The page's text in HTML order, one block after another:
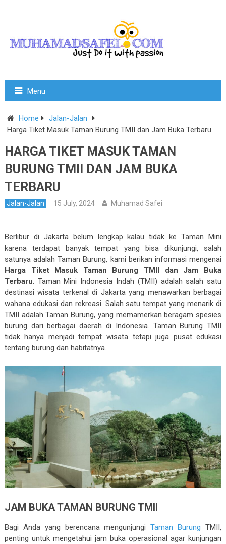
Menu
Home
Jalan-Jalan
Harga Tiket Masuk Taman Burung TMII dan Jam Buka Terbaru
HARGA TIKET MASUK TAMAN
BURUNG TMII DAN JAM BUKA
TERBARU
Jalan-Jalan 15 July, 2024 Muhamad Safei
Berlibur di Jakarta belum lengkap kalau tidak ke Taman Mini
karena terdapat banyak tempat yang bisa dikunjungi, salah
satunya adalah Taman Burung, kami berikan informasi mengenai
Harga Tiket Masuk Taman Burung TMII dan Jam Buka
Terbaru. Taman Mini Indonesia Indah (TMII) adalah salah satu
destinasi wisata terkenal di Jakarta yang menawarkan berbagai
wahana edukasi dan rekreasi. Salah satu tempat yang menarik di
TMII adalah Taman Burung, yang memamerkan beragam spesies
burung dari berbagai daerah di Indonesia. Taman Burung TMII
tidak hanya menjadi tempat wisata tetapi juga pusat edukasi
tentang burung dan habitatnya.
JAM BUKA TAMAN BURUNG TMII
Bagi Anda yang berencana mengunjungiTaman Burung TMII,
penting untuk mengetahui jam buka operasional agar kunjungan